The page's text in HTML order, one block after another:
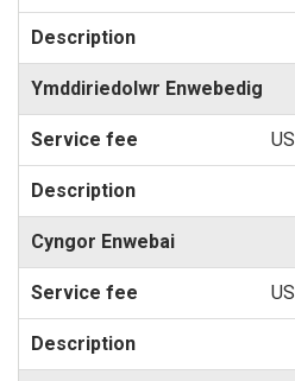
Ymddiriedolwr Enwebedig
Cyngor Enwebai